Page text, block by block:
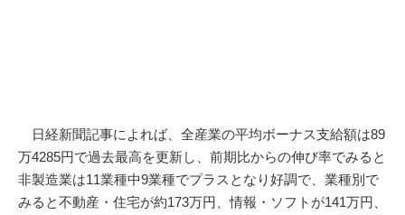
日経新聞記事によれば、全産業の平均ボーナス支給額は89
万4285円で過去最高を更新し、前期比からの伸び率でみると
非製造業は11業種中9業種でプラスとなり好調で、業種別で
みると不動産・住宅が約173万円、情報・ソフトが141万円、